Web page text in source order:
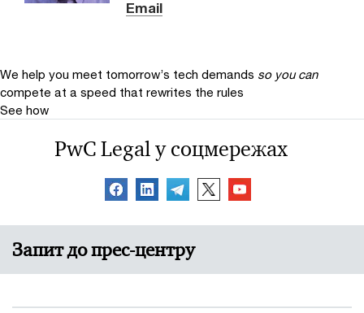
Email
We help you meet tomorrow’s tech demands so you can
compete at a speed that rewrites the rules
See how
PwC Legal у соцмережах
Запит до прес-центру